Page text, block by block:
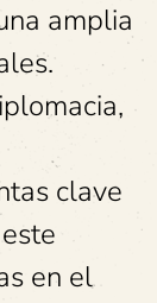
amplia
clave
en el